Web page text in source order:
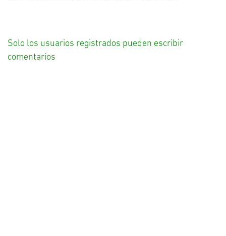
Solo los usuarios registrados pueden escribir
comentarios